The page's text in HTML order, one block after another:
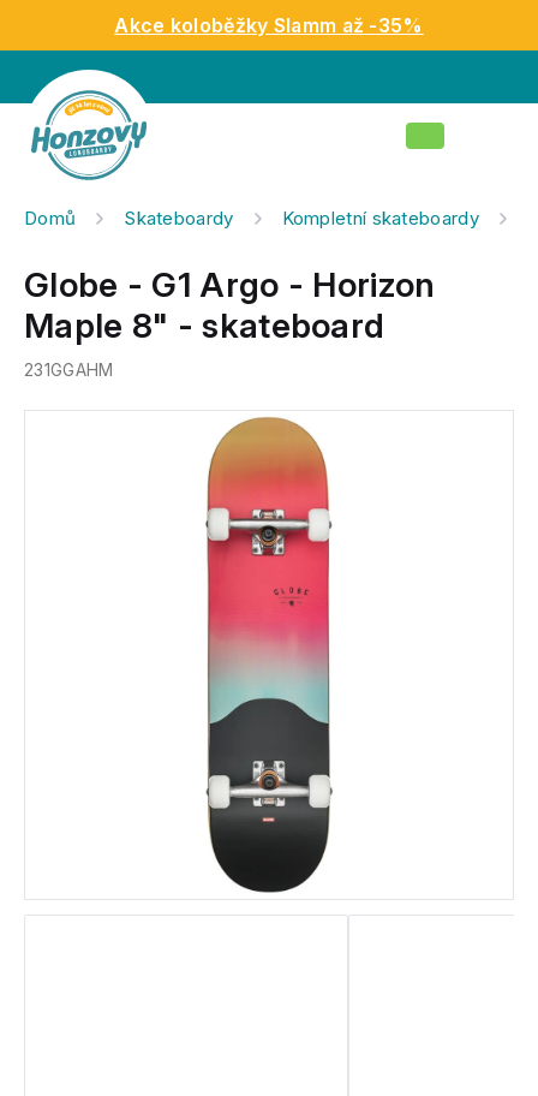
obsah
Akce koloběžky Slamm až -35%
Nákupní
Domů Skateboardy Kompletní skateboardy
Globe - G1 Argo - Horizon
Maple 8" - skateboard
231GGAHM